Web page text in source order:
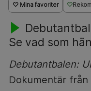
♡ Mina favoriter
Se vad som
Debutantbalen:
Dokumentär från